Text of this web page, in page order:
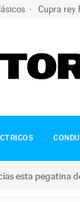
Cupra rey
esta pegatina